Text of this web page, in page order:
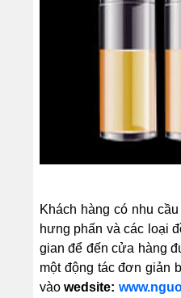
Khách hàng có nhu
hưng phấn và các loại
gian để đến cửa hàng
một động tác đơn giản
vàowedsite: